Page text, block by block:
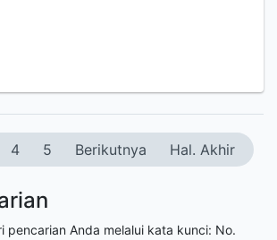
4 5 Berikutnya Hal. Akhir
pencarian Anda melalui kata kunci: No.